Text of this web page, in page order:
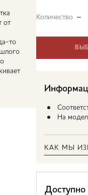
от
то
Количество
На
КАК МЫ
Доступно